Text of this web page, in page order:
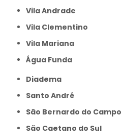
Vila Andrade
Vila Clementino
Vila Mariana
Água Funda
Diadema
Santo André
São Bernardo do Campo
São Caetano do Sul